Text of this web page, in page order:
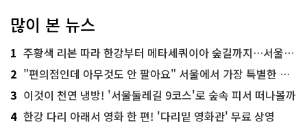
많이 본 뉴스
1 주황색 리본 따라 한강부터 메타세쿼이아 숲길까지…서울둘레길 15코스
2 "편의점인데 아무것도 안 팔아요" 서울에서 가장 특별한 편의점의 정체
3 이것이 천연 냉방! '서울둘레길 9코스'로 숲속 피서 떠나볼까
4 한강 다리 아래서 영화 한 편! '다리밑 영화관' 무료 상영